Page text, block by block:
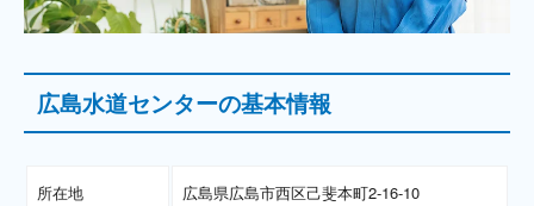
広島水道センターの基本情報
所在地 広島県広島市西区己斐本町2-16-10